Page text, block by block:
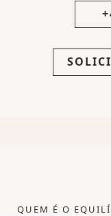
QUEM É O